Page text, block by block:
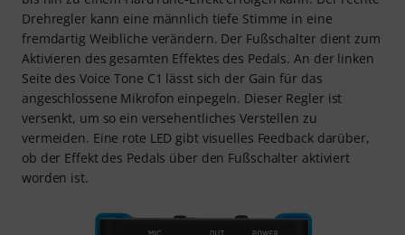
Drehregler kann eine männlich tiefe Stimme in eine
fremdartig Weibliche verändern. Der Fußschalter dient zum
Aktivieren des gesamten Effektes des Pedals. An der linken
Seite des Voice Tone C1 lässt sich der Gain für das
angeschlossene Mikrofon einpegeln. Dieser Regler ist
versenkt, um so ein versehentliches Verstellen zu
vermeiden. Eine rote LED gibt visuelles Feedback darüber,
ob der Effekt des Pedals über den Fußschalter aktiviert
worden ist.